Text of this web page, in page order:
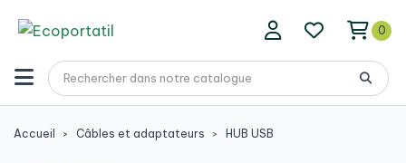
0
Accueil Câbles et adaptateurs HUB USB